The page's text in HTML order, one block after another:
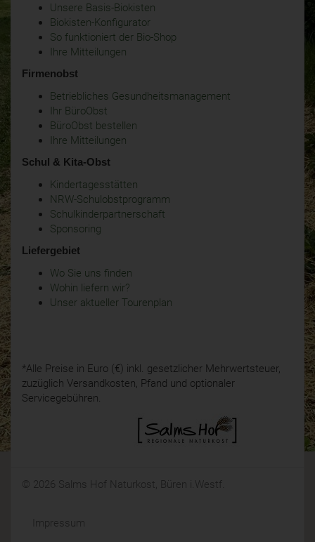
Unsere Basis-Biokisten
Biokisten-Konfigurator
So funktioniert der Bio-Shop
Ihre Mitteilungen
Firmenobst
Betriebliches Gesundheitsmanagement
Ihr BüroObst
BüroObst bestellen
Ihre Mitteilungen
Schul & Kita-Obst
Kindertagesstätten
NRW-Schulobstprogramm
Schulkinderpartnerschaft
Sponsoring
Liefergebiet
Wo Sie uns finden
Wohin liefern wir?
Unser aktueller Tourenplan
*Alle Preise in Euro (€) inkl. gesetzlicher Mehrwertsteuer,
zuzüglich Versandkosten, Pfand und optionaler
Servicegebühren.
© 2026 Salms Hof Naturkost, Büren i.Westf.
Impressum